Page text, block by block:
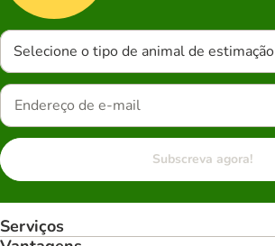
Selecione o tipo de animal de estimação
Subscreva agora!
Serviços